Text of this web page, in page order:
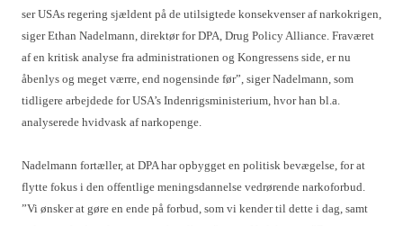
ser USAs regering sjældent på de utilsigtede konsekvenser af narkokrigen,
siger Ethan Nadelmann, direktør for DPA, Drug Policy Alliance. Fraværet
af en kritisk analyse fra administrationen og Kongressens side, er nu
åbenlys og meget værre, end nogensinde før”, siger Nadelmann, som
tidligere arbejdede for USA’s Indenrigsministerium, hvor han bl.a.
analyserede hvidvask af narkopenge.
Nadelmann fortæller, at DPA har opbygget en politisk bevægelse, for at
flytte fokus i den offentlige meningsdannelse vedrørende narkoforbud.
”Vi ønsker at gøre en ende på forbud, som vi kender til dette i dag, samt